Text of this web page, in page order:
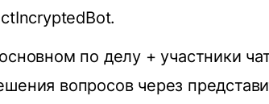
по делу + участники
вопросов через